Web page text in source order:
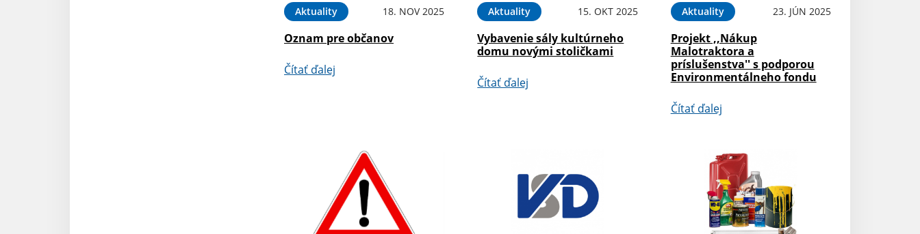
Aktuality 18. NOV 2025
Oznam pre občanov
Čítať ďalej
Aktuality 15. OKT 2025
Vybavenie sály kultúrneho
domu novými stoličkami
Čítať ďalej
Aktuality 23. JÚN 2025
Projekt ,,Nákup
Malotraktora a
príslušenstva'' s podporou
Environmentálneho fondu
Čítať ďalej